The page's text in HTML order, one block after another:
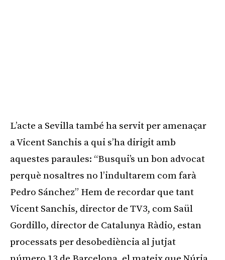
L’acte a Sevilla també ha servit per amenaçar
a Vicent Sanchis a qui s’ha dirigit amb
aquestes paraules: “Busqui’s un bon advocat
perquè nosaltres no l’indultarem com farà
Pedro Sánchez” Hem de recordar que tant
Vicent Sanchis, director de TV3, com Saül
Gordillo, director de Catalunya Ràdio, estan
processats per desobediència al jutjat